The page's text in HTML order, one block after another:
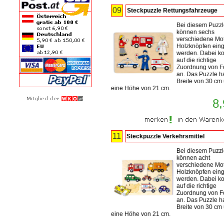
09 Steckpuzzle Rettungsfahrzeuge
Bei diesem
können sechs
verschiedene
Holzknöpfen
werden. Dabei
auf die richtige
Zuordnung von
an. Das Puzzle
Breite von 30 cm
eine Höhe von 21 cm.
11 Steckpuzzle Verkehrsmittel
Bei diesem
können acht
verschiedene
Holzknöpfen
werden. Dabei
auf die richtige
Zuordnung von
an. Das Puzzle
Breite von 30 cm
eine Höhe von 21 cm.